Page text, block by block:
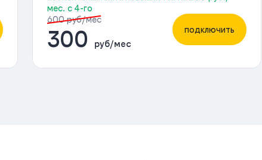
мес. с 4-го
600 руб/мес
300 руб/мес
подключить